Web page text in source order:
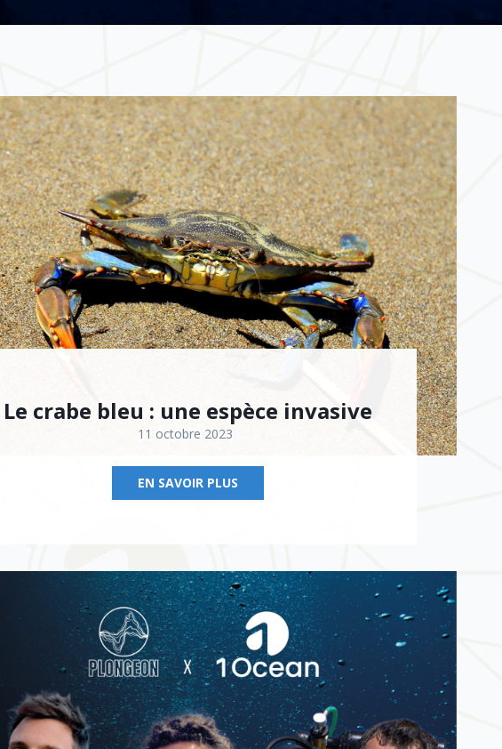
Le crabe bleu : une espèce invasive
11 octobre 2023
EN SAVOIR PLUS